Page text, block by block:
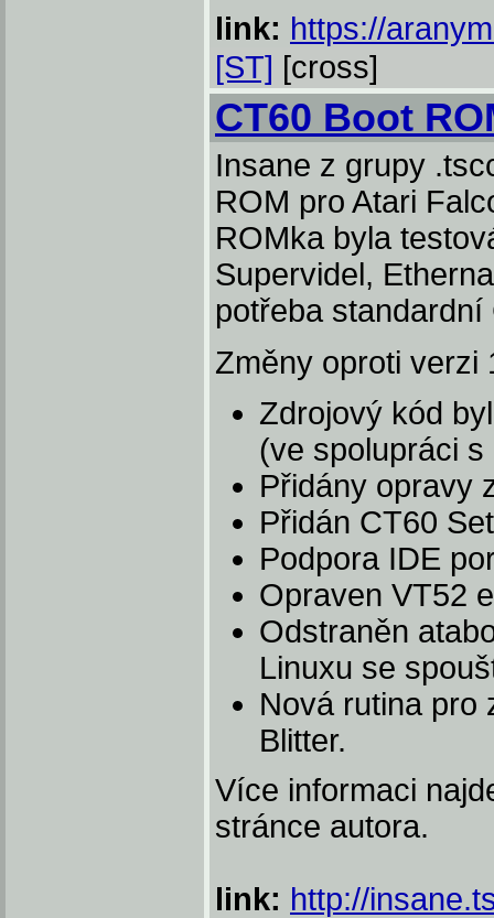
link: https://
[ST] [cross]
CT60 Boot
Insane z grupy
ROM pro Atari
ROMka byla
Supervidel,
potřeba
Změny oproti verzi
Zdrojový kód
(ve spolupráci s
Přidány opravy
Přidán CT60
Podpora IDE
Opraven VT52
Odstraněn
Linuxu se
Nová rutina pro
Blitter.
Více informaci
stránce autora.
link: http://